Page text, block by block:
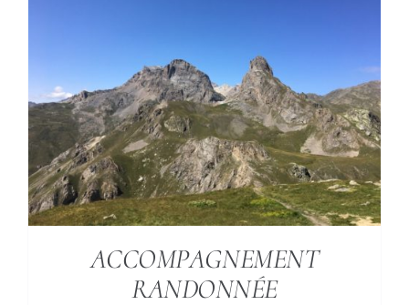
ACCOMPAGNEMENT
RANDONNÉE